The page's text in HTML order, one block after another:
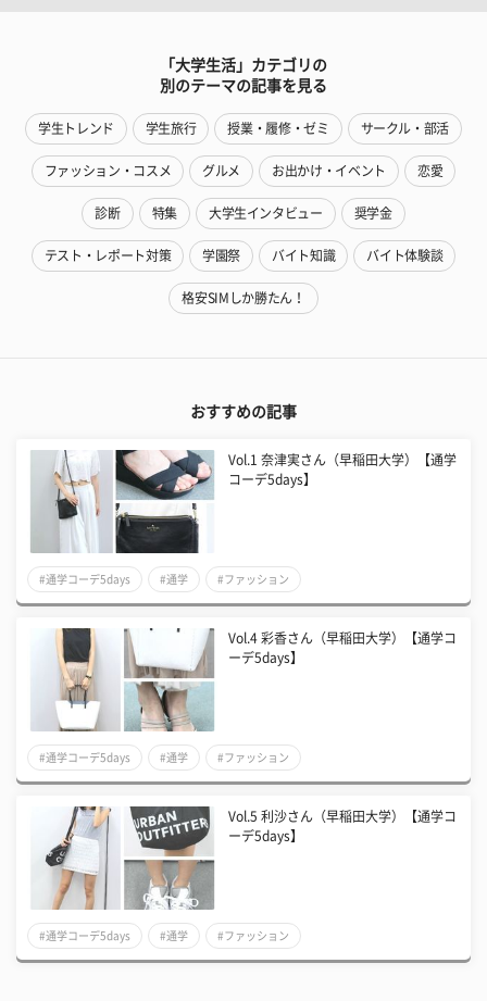
「大学生活」カテゴリの
別のテーマの記事を見る
学生トレンド 学生旅行 授業・履修・ゼミ サークル・部活
ファッション・コスメ グルメ お出かけ・イベント 恋愛
診断 特集 大学生インタビュー 奨学金
テスト・レポート対策 学園祭 バイト知識 バイト体験談
格安SIMしか勝たん！
おすすめの記事
Vol.1 奈津実さん（早稲田大学）【通学
コーデ5days】
#通学コーデ5days #通学 #ファッション
Vol.4 彩香さん（早稲田大学）【通学コ
ーデ5days】
#通学コーデ5days #通学 #ファッション
Vol.5 利沙さん（早稲田大学）【通学コ
ーデ5days】
#通学コーデ5days #通学 #ファッション